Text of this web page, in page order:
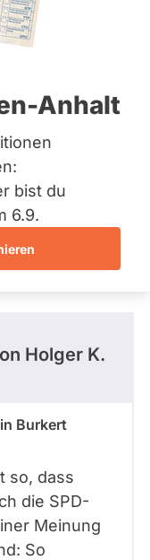
Anhalt
bist du
6.9.
kein
oder
Holger K.
Burkert
so, dass
die SPD-
Meinung
So